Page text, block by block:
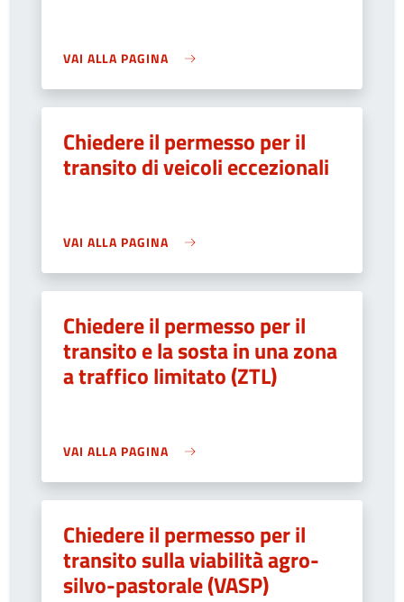
VAI ALLA PAGINA
Chiedere il permesso per il
transito di veicoli eccezionali
VAI ALLA PAGINA
Chiedere il permesso per il
transito e la sosta in una zona
a traffico limitato (ZTL)
VAI ALLA PAGINA
Chiedere il permesso per il
transito sulla viabilità agro-
silvo-pastorale (VASP)